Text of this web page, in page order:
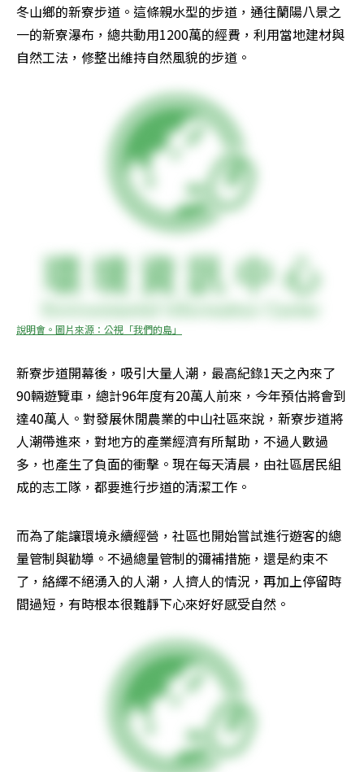
冬山鄉的新寮步道。這條親水型的步道，通往蘭陽八景之
一的新寮瀑布，總共動用1200萬的經費，利用當地建材與
自然工法，修整出維持自然風貌的步道。
說明會。圖片來源：公視「我們的島」
新寮步道開幕後，吸引大量人潮，最高紀錄1天之內來了
90輛遊覽車，總計96年度有20萬人前來，今年預估將會到
達40萬人。對發展休閒農業的中山社區來說，新寮步道將
人潮帶進來，對地方的產業經濟有所幫助，不過人數過
多，也產生了負面的衝擊。現在每天清晨，由社區居民組
成的志工隊，都要進行步道的清潔工作。
而為了能讓環境永續經營，社區也開始嘗試進行遊客的總
量管制與勸導。不過總量管制的彌補措施，還是約束不
了，絡繹不絕湧入的人潮，人擠人的情況，再加上停留時
間過短，有時根本很難靜下心來好好感受自然。